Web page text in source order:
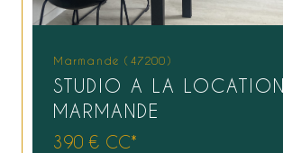
Marmande (47200)
STUDIO A LA
MARMANDE
390 € CC*